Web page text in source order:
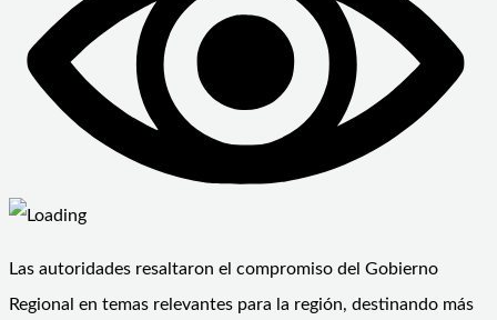
Las autoridades resaltaron el compromiso del Gobierno
Regional en temas relevantes para la región, destinando más